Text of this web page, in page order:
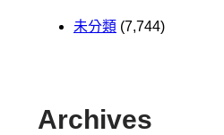
未分類 (7,744)
Archives